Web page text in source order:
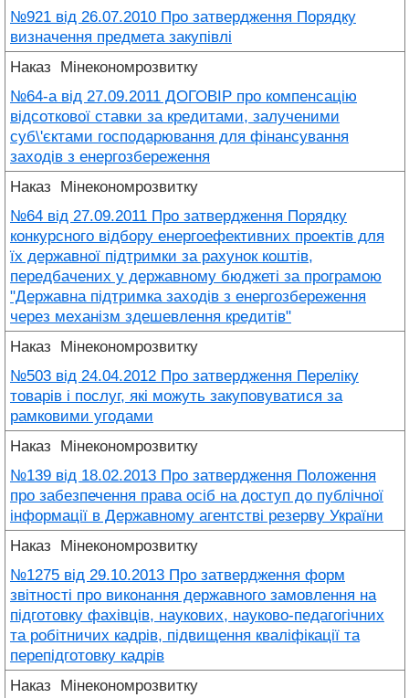
№921 від 26.07.2010 Про затвердження Порядку
визначення предмета закупівлі
Наказ Мінекономрозвитку
№64-a від 27.09.2011 ДОГОВІР про компенсацію
відсоткової ставки за кредитами, залученими
суб\'єктами господарювання для фінансування
заходів з енергозбереження
Наказ Мінекономрозвитку
№64 від 27.09.2011 Про затвердження Порядку
конкурсного відбору енергоефективних проектів для
їх державної підтримки за рахунок коштів,
передбачених у державному бюджеті за програмою
"Державна підтримка заходів з енергозбереження
через механізм здешевлення кредитів"
Наказ Мінекономрозвитку
№503 від 24.04.2012 Про затвердження Переліку
товарів і послуг, які можуть закуповуватися за
рамковими угодами
Наказ Мінекономрозвитку
№139 від 18.02.2013 Про затвердження Положення
про забезпечення права осіб на доступ до публічної
інформації в Державному агентстві резерву України
Наказ Мінекономрозвитку
№1275 від 29.10.2013 Про затвердження форм
звітності про виконання державного замовлення на
підготовку фахівців, наукових, науково-педагогічних
та робітничих кадрів, підвищення кваліфікації та
перепідготовку кадрів
Наказ Мінекономрозвитку